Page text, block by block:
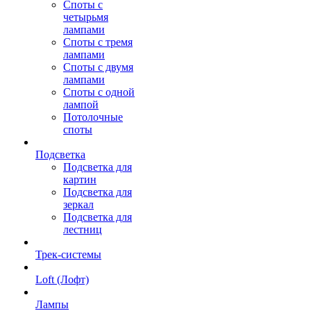
Споты с
четырьмя
лампами
Споты с тремя
лампами
Споты с двумя
лампами
Споты с одной
лампой
Потолочные
споты
Подсветка
Подсветка для
картин
Подсветка для
зеркал
Подсветка для
лестниц
Трек-системы
Loft (Лофт)
Лампы